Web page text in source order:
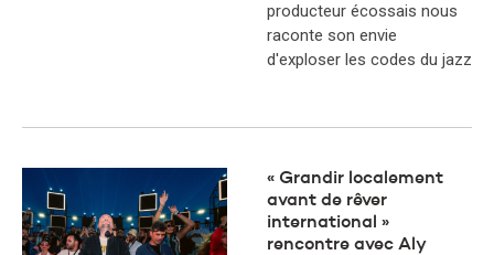
producteur écossais nous
raconte son envie
d'exploser les codes du jazz
« Grandir localement
avant de rêver
international »
rencontre avec Aly